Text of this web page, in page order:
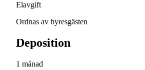
Elavgift
Ordnas av hyresgästen
Deposition
1 månad